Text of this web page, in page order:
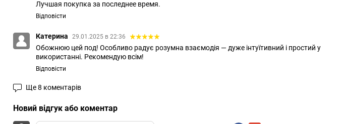
Лучшая покупка за последнее время.
Відповісти
Катерина 29.01.2025 в 22:36
Обожнюю цей под! Особливо радує розумна взаємодія — дуже інтуїтивний і простий у
використанні. Рекомендую всім!
Відповісти
Ще 8 коментарів
Новий відгук або коментар